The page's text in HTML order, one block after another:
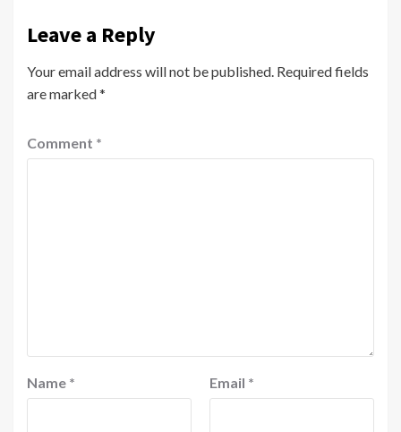
Leave a Reply
Your email address will not be published. Required fields
are marked*
Comment *
Name * Email *